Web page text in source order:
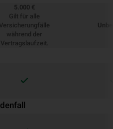
5.000 €
Gilt für alle
Versicherungfälle
während der
Vertragslaufzeit.